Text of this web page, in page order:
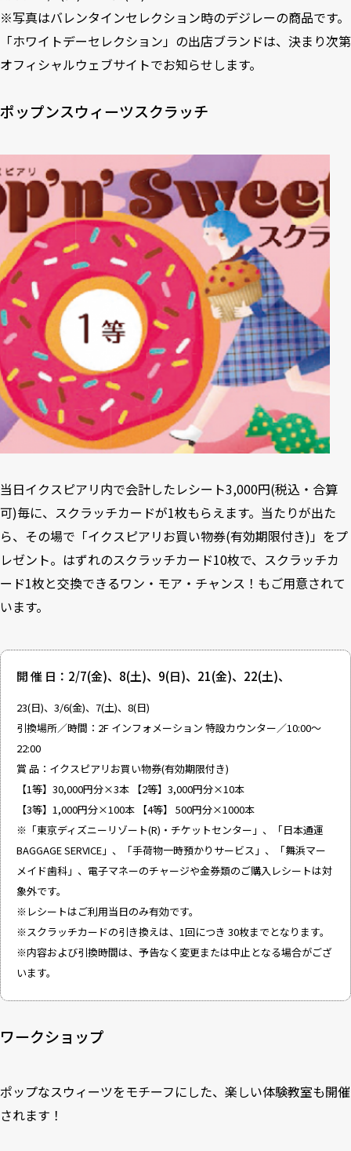
※写真はバレンタインセレクション時のデジレーの商品です。
「ホワイトデーセレクション」の出店ブランドは、決まり次第
オフィシャルウェブサイトでお知らせします。
ポップンスウィーツスクラッチ
当日イクスピアリ内で会計したレシート3,000円(税込・合算
可)毎に、スクラッチカードが1枚もらえます。当たりが出た
ら、その場で「イクスピアリお買い物券(有効期限付き)」をプ
レゼント。はずれのスクラッチカード10枚で、スクラッチカ
ード1枚と交換できるワン・モア・チャンス！もご用意されて
います。
開 催 日：2/7(金)、8(土)、9(日)、21(金)、22(土)、
23(日)、3/6(金)、7(土)、8(日)
引換場所／時間：2F インフォメーション 特設カウンター／10:00～
22:00
賞 品：イクスピアリお買い物券(有効期限付き)
【1等】30,000円分×3本 【2等】3,000円分×10本
【3等】1,000円分×100本 【4等】 500円分×1000本
※「東京ディズニーリゾート(R)・チケットセンター」、「日本通運
BAGGAGE SERVICE」、「手荷物一時預かりサービス」、「舞浜マー
メイド歯科」、電子マネーのチャージや金券類のご購入レシートは対
象外です。
※レシートはご利用当日のみ有効です。
※スクラッチカードの引き換えは、1回につき 30枚までとなります。
※内容および引換時間は、予告なく変更または中止となる場合がござ
います。
ワークショップ
ポップなスウィーツをモチーフにした、楽しい体験教室も開催
されます！